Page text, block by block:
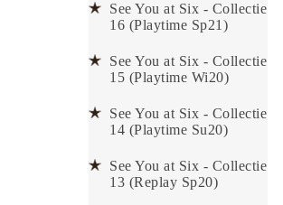
See You at Six - Collectie
16 (Playtime Sp21)
See You at Six - Collectie
15 (Playtime Wi20)
See You at Six - Collectie
14 (Playtime Su20)
See You at Six - Collectie
13 (Replay Sp20)